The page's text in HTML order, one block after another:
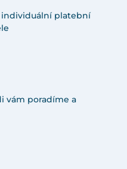
individuální platební
vám poradíme a